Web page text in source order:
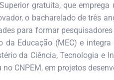
gratuita, que
o bacharelado de três
para formar
Educação (MEC) e
da Ciência, Tecnologia e
CNPEM, em projetos